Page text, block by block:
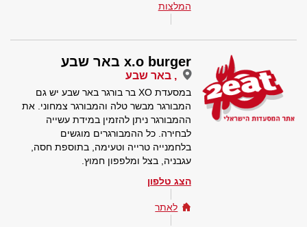
המלצות
x.o burger באר שבע
, באר שבע
במסעדת XO בר בורגר באר שבע יש גם
המבורגר מבשר טלה והמבורגר צמחוני. את
ההמבורגר ניתן להזמין במידת עשייה
לבחירה. כל ההמבורגרים מוגשים
בלחמנייה טרייה וטעימה, בתוספת חסה,
עגבניה, בצל ומלפפון חמוץ.
הצג טלפון
לאתר